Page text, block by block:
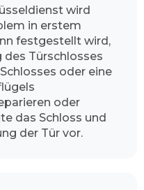
in der Nacht oder
Duisburg
ist für uns sehr
zu der Sie
auf dem Weg zu
in weniger als
wird
in erstem
festgestellt wird,
des Türschlosses
oder eine
oder
das Schloss und
der Tür vor.